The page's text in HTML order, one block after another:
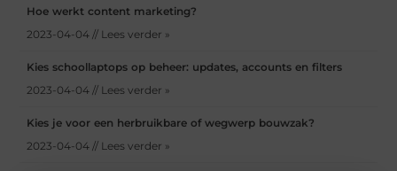
Hoe werkt content marketing?
2023-04-04 // Lees verder »
Kies schoollaptops op beheer: updates, accounts en filters
2023-04-04 // Lees verder »
Kies je voor een herbruikbare of wegwerp bouwzak?
2023-04-04 // Lees verder »